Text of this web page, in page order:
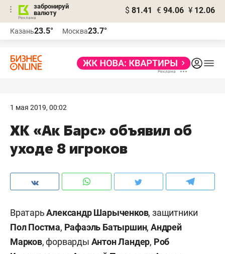
забронируй
валюту
$ 81.41 € 94.06 ¥ 12.06
Казань23.5° Москва23.7°
1 мая 2019, 00:02
ХК «Ак Барс» объявил об
уходе 8 игроков
ВратарьАлександр Шарыченков, защитники
Пол Постма, Рафаэль Батыршин, Андрей
Марков, форварды Антон Ландер, Роб